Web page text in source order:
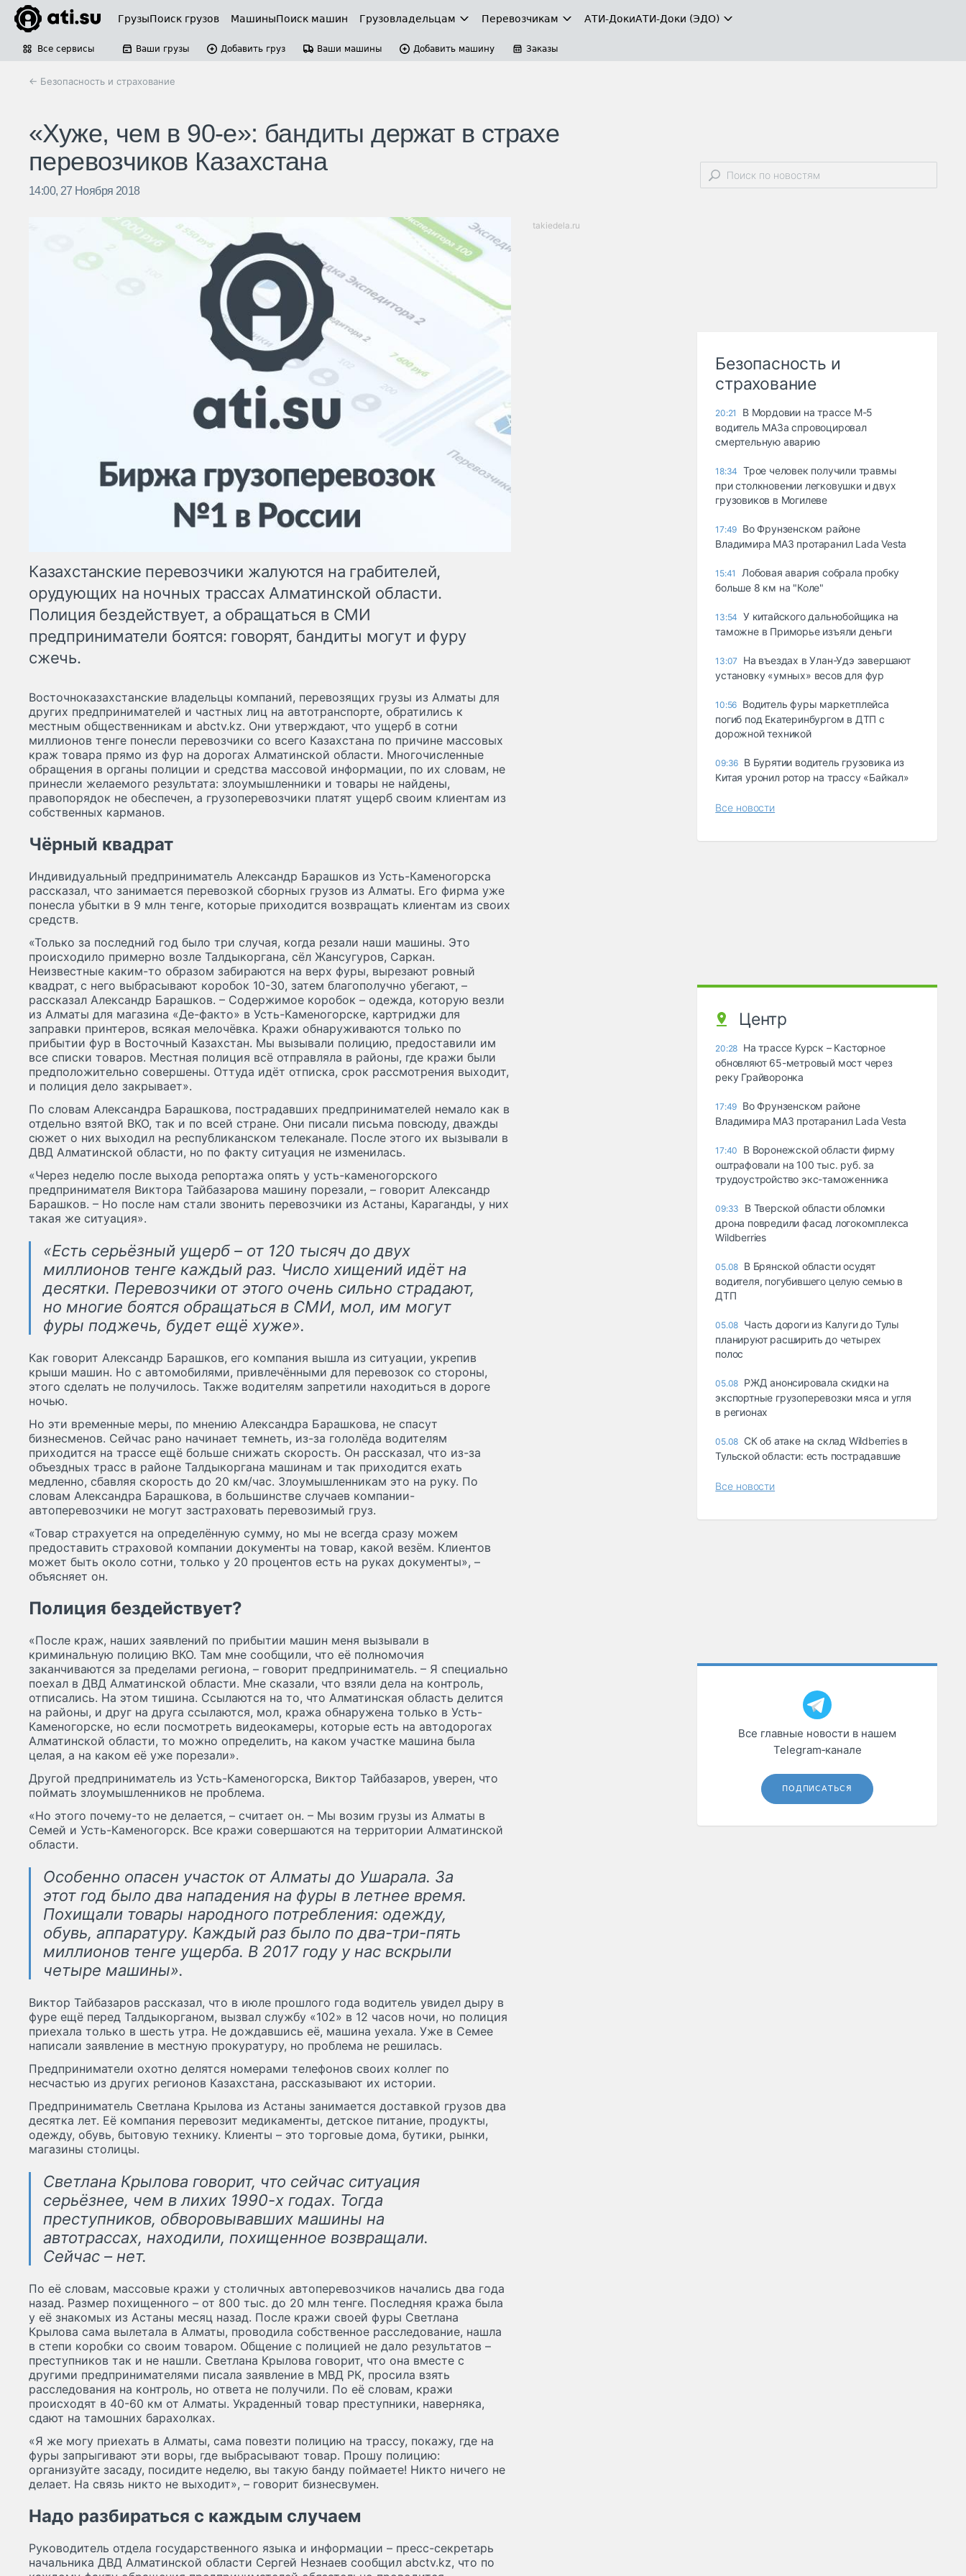
ГрузыПоиск грузов МашиныПоиск машин Грузовладельцам Перевозчикам АТИ-ДокиАТИ-Доки (ЭДО)
Все сервисы Ваши грузы Добавить груз Ваши машины Добавить машину Заказы
← Безопасность и страхование
«Хуже, чем в 90-е»: бандиты держат в страхе
перевозчиков Казахстана
14:00, 27 Ноября 2018
takiedela.ru
Казахстанские перевозчики жалуются на грабителей,
орудующих на ночных трассах Алматинской области.
Полиция бездействует, а обращаться в СМИ
предприниматели боятся: говорят, бандиты могут и фуру
сжечь.
Восточноказахстанские владельцы компаний, перевозящих грузы из Алматы для
других предпринимателей и частных лиц на автотранспорте, обратились к
местным общественникам и abctv.kz. Они утверждают, что ущерб в сотни
миллионов тенге понесли перевозчики со всего Казахстана по причине массовых
краж товара прямо из фур на дорогах Алматинской области. Многочисленные
обращения в органы полиции и средства массовой информации, по их словам, не
принесли желаемого результата: злоумышленники и товары не найдены,
правопорядок не обеспечен, а грузоперевозчики платят ущерб своим клиентам из
собственных карманов.
Чёрный квадрат
Индивидуальный предприниматель Александр Барашков из Усть-Каменогорска
рассказал, что занимается перевозкой сборных грузов из Алматы. Его фирма уже
понесла убытки в 9 млн тенге, которые приходится возвращать клиентам из своих
средств.
«Только за последний год было три случая, когда резали наши машины. Это
происходило примерно возле Талдыкоргана, сёл Жансугуров, Саркан.
Неизвестные каким-то образом забираются на верх фуры, вырезают ровный
квадрат, с него выбрасывают коробок 10-30, затем благополучно убегают, –
рассказал Александр Барашков. – Содержимое коробок – одежда, которую везли
из Алматы для магазина «Де-факто» в Усть-Каменогорске, картриджи для
заправки принтеров, всякая мелочёвка. Кражи обнаруживаются только по
прибытии фур в Восточный Казахстан. Мы вызывали полицию, предоставили им
все списки товаров. Местная полиция всё отправляла в районы, где кражи были
предположительно совершены. Оттуда идёт отписка, срок рассмотрения выходит,
и полиция дело закрывает».
По словам Александра Барашкова, пострадавших предпринимателей немало как в
отдельно взятой ВКО, так и по всей стране. Они писали письма повсюду, дважды
сюжет о них выходил на республиканском телеканале. После этого их вызывали в
ДВД Алматинской области, но по факту ситуация не изменилась.
«Через неделю после выхода репортажа опять у усть-каменогорского
предпринимателя Виктора Тайбазарова машину порезали, – говорит Александр
Барашков. – Но после нам стали звонить перевозчики из Астаны, Караганды, у них
такая же ситуация».
«Есть серьёзный ущерб – от 120 тысяч до двух
миллионов тенге каждый раз. Число хищений идёт на
десятки. Перевозчики от этого очень сильно страдают,
но многие боятся обращаться в СМИ, мол, им могут
фуры поджечь, будет ещё хуже».
Как говорит Александр Барашков, его компания вышла из ситуации, укрепив
крыши машин. Но с автомобилями, привлечёнными для перевозок со стороны,
этого сделать не получилось. Также водителям запретили находиться в дороге
ночью.
Но эти временные меры, по мнению Александра Барашкова, не спасут
бизнесменов. Сейчас рано начинает темнеть, из-за гололёда водителям
приходится на трассе ещё больше снижать скорость. Он рассказал, что из-за
объездных трасс в районе Талдыкоргана машинам и так приходится ехать
медленно, сбавляя скорость до 20 км/час. Злоумышленникам это на руку. По
словам Александра Барашкова, в большинстве случаев компании-
автоперевозчики не могут застраховать перевозимый груз.
«Товар страхуется на определённую сумму, но мы не всегда сразу можем
предоставить страховой компании документы на товар, какой везём. Клиентов
может быть около сотни, только у 20 процентов есть на руках документы», –
объясняет он.
Полиция бездействует?
«После краж, наших заявлений по прибытии машин меня вызывали в
криминальную полицию ВКО. Там мне сообщили, что её полномочия
заканчиваются за пределами региона, – говорит предприниматель. – Я специально
поехал в ДВД Алматинской области. Мне сказали, что взяли дела на контроль,
отписались. На этом тишина. Ссылаются на то, что Алматинская область делится
на районы, и друг на друга ссылаются, мол, кража обнаружена только в Усть-
Каменогорске, но если посмотреть видеокамеры, которые есть на автодорогах
Алматинской области, то можно определить, на каком участке машина была
целая, а на каком её уже порезали».
Другой предприниматель из Усть-Каменогорска, Виктор Тайбазаров, уверен, что
поймать злоумышленников не проблема.
«Но этого почему-то не делается, – считает он. – Мы возим грузы из Алматы в
Семей и Усть-Каменогорск. Все кражи совершаются на территории Алматинской
области.
Особенно опасен участок от Алматы до Ушарала. За
этот год было два нападения на фуры в летнее время.
Похищали товары народного потребления: одежду,
обувь, аппаратуру. Каждый раз было по два-три-пять
миллионов тенге ущерба. В 2017 году у нас вскрыли
четыре машины».
Виктор Тайбазаров рассказал, что в июле прошлого года водитель увидел дыру в
фуре ещё перед Талдыкорганом, вызвал службу «102» в 12 часов ночи, но полиция
приехала только в шесть утра. Не дождавшись её, машина уехала. Уже в Семее
написали заявление в местную прокуратуру, но проблема не решилась.
Предприниматели охотно делятся номерами телефонов своих коллег по
несчастью из других регионов Казахстана, рассказывают их истории.
Предприниматель Светлана Крылова из Астаны занимается доставкой грузов два
десятка лет. Её компания перевозит медикаменты, детское питание, продукты,
одежду, обувь, бытовую технику. Клиенты – это торговые дома, бутики, рынки,
магазины столицы.
Светлана Крылова говорит, что сейчас ситуация
серьёзнее, чем в лихих 1990-х годах. Тогда
преступников, обворовывавших машины на
автотрассах, находили, похищенное возвращали.
Сейчас – нет.
По её словам, массовые кражи у столичных автоперевозчиков начались два года
назад. Размер похищенного – от 800 тыс. до 20 млн тенге. Последняя кража была
у её знакомых из Астаны месяц назад. После кражи своей фуры Светлана
Крылова сама вылетала в Алматы, проводила собственное расследование, нашла
в степи коробки со своим товаром. Общение с полицией не дало результатов –
преступников так и не нашли. Светлана Крылова говорит, что она вместе с
другими предпринимателями писала заявление в МВД РК, просила взять
расследования на контроль, но ответа не получили. По её словам, кражи
происходят в 40-60 км от Алматы. Украденный товар преступники, наверняка,
сдают на тамошних барахолках.
«Я же могу приехать в Алматы, сама повезти полицию на трассу, покажу, где на
фуры запрыгивают эти воры, где выбрасывают товар. Прошу полицию:
организуйте засаду, посидите неделю, вы такую банду поймаете! Никто ничего не
делает. На связь никто не выходит», – говорит бизнесвумен.
Надо разбираться с каждым случаем
Руководитель отдела государственного языка и информации – пресс-секретарь
начальника ДВД Алматинской области Сергей Незнаев сообщил abctv.kz, что по
Безопасность и
страхование
20:21
В Мордовии на трассе М-5
водитель МАЗа спровоцировал
смертельную аварию
18:34
Трое человек получили травмы
при столкновении легковушки и двух
грузовиков в Могилеве
17:49 Во Фрунзенском районе
Владимира МАЗ протаранил Lada Vesta
15:41
Лобовая авария собрала пробку
больше 8 км на "Коле"
13:54
У китайского дальнобойщика на
таможне в Приморье изъяли деньги
13:07
Ha въeздax в Улaн-Удэ зaвepшaют
ycтaнoвкy «yмныx» вecoв для фyp
10:56 Водитель фуры маркетплейса
погиб под Екатеринбургом в ДТП с
дорожной техникой
09:36 В Бурятии водитель грузовика из
Китая уронил ротор на трассу «Байкал»
Все новости
Центр
20:28 На трассе Курск – Касторное
обновляют 65-метровый мост через
реку Грайворонка
17:49 Во Фрунзенском районе
Владимира МАЗ протаранил Lada Vesta
17:40
В Воронежской области фирму
оштрафовали на 100 тыс. руб. за
трудоустройство экс-таможенника
09:33
В Тверской области обломки
дрона повредили фасад логокомплекса
Wildberries
05.08 В Брянской области осудят
водителя, погубившего целую семью в
ДТП
05.08 Часть дороги из Калуги до Тулы
планируют расширить до четырех
полос
05.08 РЖД анонсировала скидки на
экспортные грузоперевозки мяса и угля
в регионах
05.08 СК об атаке на склад Wildberries в
Тульской области: есть пострадавшие
Все новости
Все главные новости в нашем
Telegram‑канале
ПОДПИСАТЬСЯ